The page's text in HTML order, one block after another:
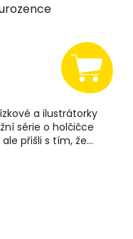
a ilustrátorky
série o holčičce
přišli s tím, že...